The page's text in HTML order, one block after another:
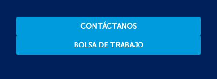
CONTÁCTANOS
BOLSA DE TRABAJO